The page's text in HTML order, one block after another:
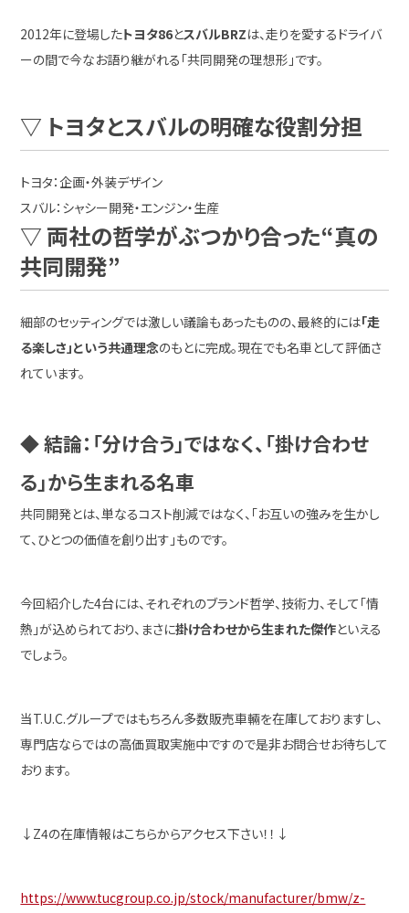
2012年に登場したトヨタ86とスバルBRZは、走りを愛するドライバ
ーの間で今なお語り継がれる「共同開発の理想形」です。
▽ トヨタとスバルの明確な役割分担
トヨタ：企画・外装デザイン
スバル：シャシー開発・エンジン・生産
▽ 両社の哲学がぶつかり合った“真の
共同開発”
細部のセッティングでは激しい議論もあったものの、最終的には「走
る楽しさ」という共通理念のもとに完成。現在でも名車として評価さ
れています。
◆ 結論：「分け合う」ではなく、「掛け合わせ
る」から生まれる名車
共同開発とは、単なるコスト削減ではなく、「お互いの強みを生かし
て、ひとつの価値を創り出す」ものです。
今回紹介した4台には、それぞれのブランド哲学、技術力、そして「情
熱」が込められており、まさに掛け合わせから生まれた傑作といえる
でしょう。
当T.U.C.グループではもちろん多数販売車輛を在庫しておりますし、
専門店ならではの高価買取実施中ですので是非お問合せお待ちして
おります。
↓Z4の在庫情報はこちらからアクセス下さい！！↓
https://www.tucgroup.co.jp/stock/manufacturer/bmw/z-